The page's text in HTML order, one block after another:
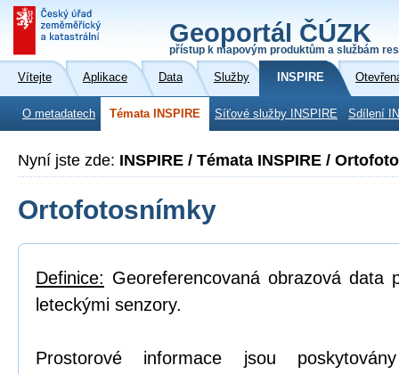
Geoportál ČÚZK
přístup k mapovým produktům a službám
Vítejte Aplikace Data Služby INSPIRE
O metadatech Témata INSPIRE Síťové služby INSPIRE Sdílení
Nyní jste zde: INSPIRE / Témata INSPIRE /
Ortofotosnímky
Definice: Georeferencovaná obrazová data
leteckými senzory.
Prostorové informace jsou